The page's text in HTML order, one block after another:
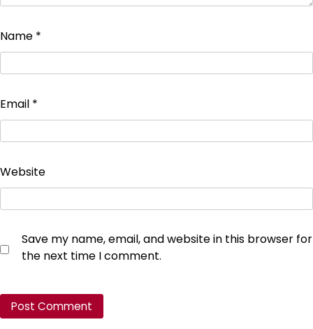
Name *
Email *
Website
Save my name, email, and website in this browser for
the next time I comment.